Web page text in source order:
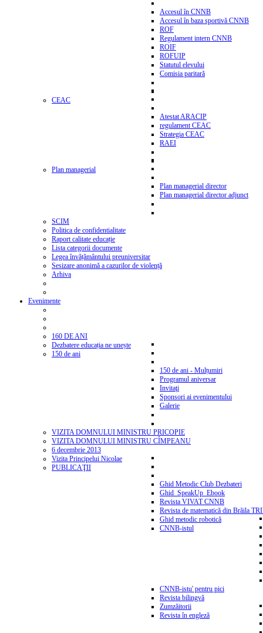
Accesul în CNNB
Accesul în baza sportivă CNNB
ROF
Regulament intern CNNB
ROIF
ROFUIP
Statutul elevului
Comisia paritară
CEAC
Atestat ARACIP
regulament CEAC
Strategia CEAC
RAEI
Plan managerial
Plan managerial director
Plan managerial director adjunct
SCIM
Politica de confidentialitate
Raport calitate educație
Lista categorii documente
Legea învățământului preuniversitar
Sesizare anonimă a cazurilor de violență
Arhiva
Evenimente
160 DE ANI
Dezbatere educația ne unește
150 de ani
150 de ani - Mulțumiri
Programul aniversar
Invitaţi
Sponsori ai evenimentului
Galerie
VIZITA DOMNULUI MINISTRU PRICOPIE
VIZITA DOMNULUI MINISTRU CÎMPEANU
6 decembrie 2013
Vizita Principelui Nicolae
PUBLICAŢII
Ghid Metodic Club Dezbateri
Ghid_SpeakUp_Ebook
Revista VIVAT CNNB
Revista de matematică din Brăila
Ghid metodic robotică
CNNB-istul
CNNB-istu' pentru pici
Revista bilingvă
Zumzăitorii
Revista în engleză